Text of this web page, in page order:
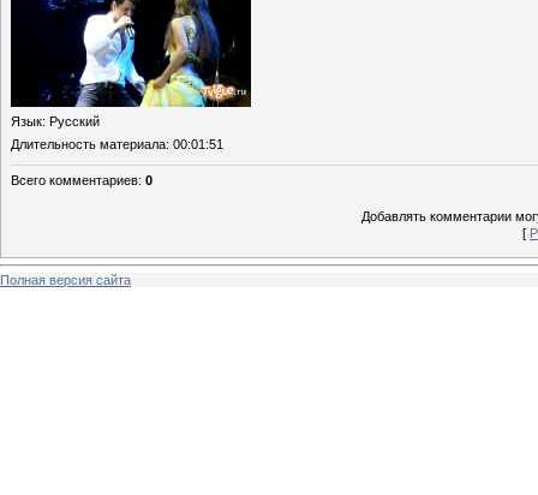
Язык: Русский
Длительность материала: 00:01:51
Всего комментариев: 0
Добавлять комментарии
[
Полная версия сайта